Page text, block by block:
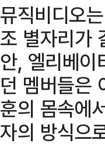
뮤직비디오
조 별자리가
안, 엘리베
던 멤버들은
훈의 몸속에
자의 방식으